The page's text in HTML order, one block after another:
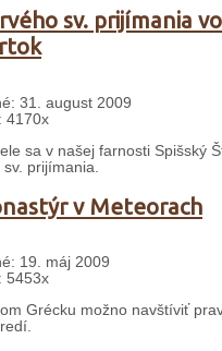
sv. prijímania
31. august 2009
4170x
sa v našej farnosti Spišský
prijímania.
v Meteorach
19. máj 2009
5453x
Grécku možno navštíviť